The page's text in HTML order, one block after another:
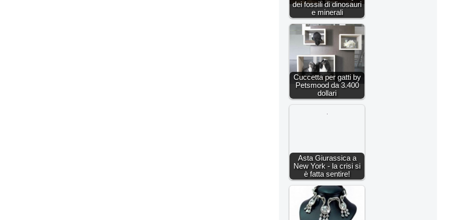
dei fossili di dinosauri
e minerali
Cuccetta per gatti by
Petsmood da 3.400
dollari
Asta Giurassica a
New York - la crisi si
è fatta sentire!